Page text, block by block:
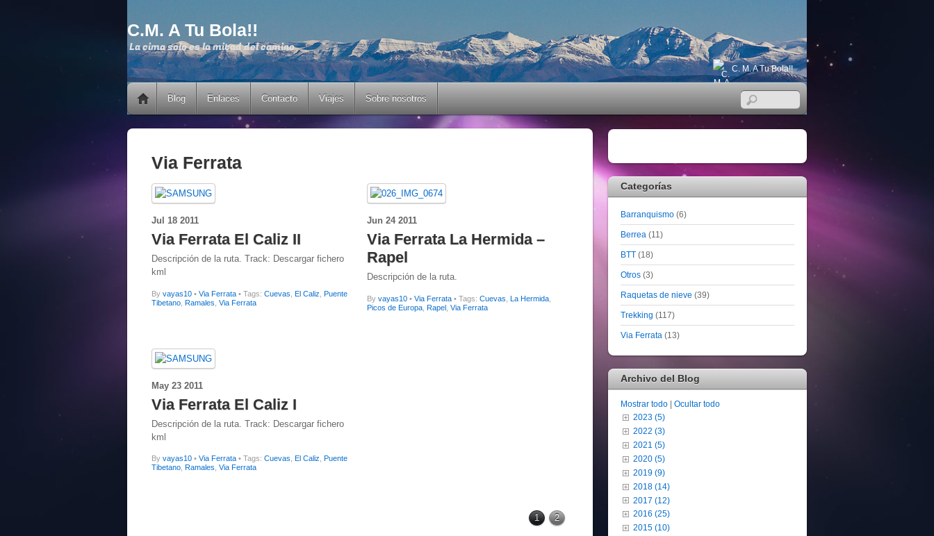
C.M. A Tu Bola!!
La cima solo es la mitad del camino
C. M. A Tu Bola!!
Blog Enlaces Contacto Viajes Sobre nosotros
Via Ferrata
Jul 18 2011
Via Ferrata El Caliz II
Descripción de la ruta. Track: Descargar fichero
kml
By vayas10 • Via Ferrata • Tags: Cuevas El Caliz Puente
Tibetano Ramales Via Ferrata
Jun 24 2011
Via Ferrata La Hermida –
Rapel
Descripción de la ruta.
By vayas10• Via Ferrata • Tags: Cuevas La Hermida,
Picos de Europa, Rapel, Via Ferrata
May 23 2011
Via Ferrata El Caliz I
Descripción de la ruta. Track: Descargar fichero
kml
By vayas10 • Via Ferrata • Tags: Cuevas, El Caliz, Puente
Tibetano, Ramales, Via Ferrata
1 2
Categorías
Barranquismo (6)
Berrea (11)
BTT (18)
Otros (3)
Raquetas de nieve (39)
Trekking (117)
Via Ferrata (13)
Archivo del Blog
Mostrar todo | Ocultar todo
2023 (5)
2022 (3)
2021 (5)
2020 (5)
2019 (9)
2018 (14)
2017 (12)
2016 (25)
2015 (10)